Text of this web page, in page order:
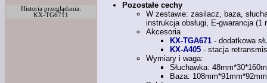
Historia przeglądania:
KX-TG6711
Pozostałe cechy
W zestawie: zasilacz, baza,
instrukcja obsługi, E-gwarancja (1
Akcesoria
KX-TGA671 - dodatkowa
KX-A405 - stacja
Wymiary i waga:
Słuchawka:
Baza: